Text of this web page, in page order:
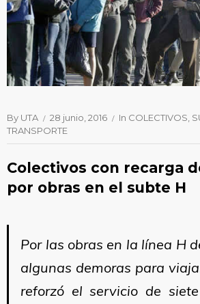
By UTA 28 junio, 2016 In COLECTIVOS
TRANSPORTE
Colectivos con recarga
por obras en el subte H
Por las obras en la línea H
algunas demoras para
reforzó el servicio de